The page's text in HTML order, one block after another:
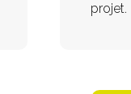
projet.